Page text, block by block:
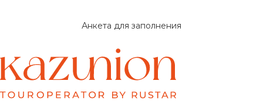
Анкета для заполнения